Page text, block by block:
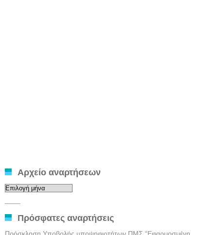
Αρχείο αναρτήσεων
Αρχείο
Πρόσφατες αναρτήσεις